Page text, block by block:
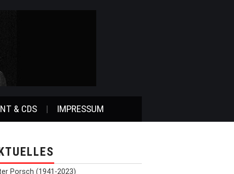
& CDS IMPRESSUM
Porsch (1941-2023)